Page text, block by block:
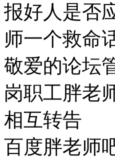
报好人是否
师一个救命
敬爱的论坛
岗职工胖老
相互转告
百度胖老师